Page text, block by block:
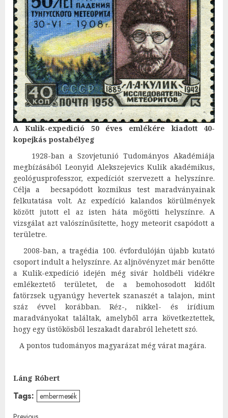
A Kulik-expedició 50 éves emlékére kiadott 40-
kopejkás postabélyeg
1928-ban a Szovjetunió Tudományos Akadémiája
megbízásából Leonyid Alekszejevics Kulik akadémikus,
geológusprofesszor, expedíciót szervezett a helyszínre.
Célja a becsapódott kozmikus test maradványainak
felkutatása volt. Az expedíció kalandos körülmények
között jutott el az isten háta mögötti helyszínre. A
vizsgálat azt valószínűsítette, hogy meteorit csapódott a
területre.
2008-ban, a tragédia 100. évfordulóján újabb kutató
csoport indult a helyszínre. Az aljnövényzet már benőtte
a Kulik-expedíció idején még sivár holdbéli vidékre
emlékeztető területet, de a bemohosodott kidőlt
fatörzsek ugyanúgy hevertek szanaszét a talajon, mint
száz évvel korábban. Réz-, nikkel- és irídium
maradványokat találtak, amelyből arra következtettek,
hogy egy üstökösből leszakadt darabról lehetett szó.
A pontos tudományos magyarázat még várat magára.
Láng Róbert
Tags: embermesék